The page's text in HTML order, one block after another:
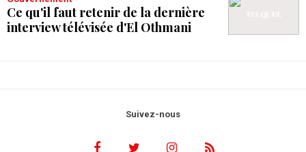
Ce qu'il faut retenir de la dernière
interview télévisée d'El Othmani
Suivez-nous